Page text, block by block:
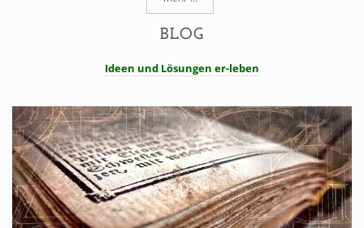
BLOG
Ideen und Lösungen er-leben